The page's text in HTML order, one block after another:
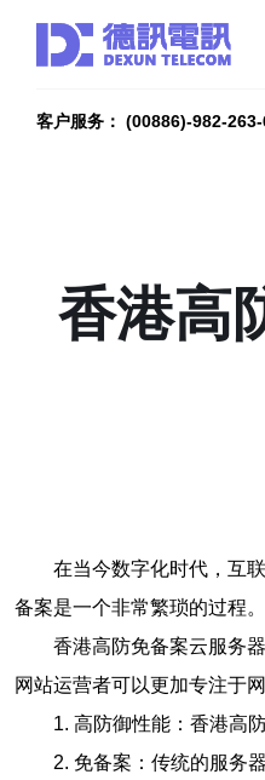
客户服务： (00886)-982-
香港高
在当今数字化时代，互
备案是一个非常繁琐的过程
香港高防免备案云服务
网站运营者可以更加专注于
1. 高防御性能：香港高
2. 免备案：传统的服务